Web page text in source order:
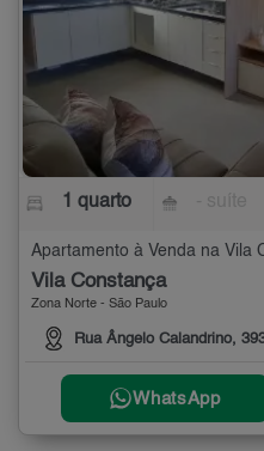
1 quarto
Apartamento à Venda na Vila
Vila Constança
Zona Norte - São Paulo
Rua Ângelo Calandrino,
WhatsApp